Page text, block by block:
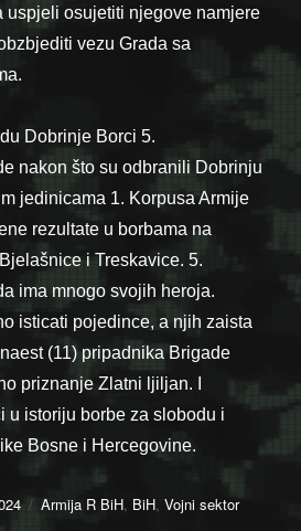
uspjeli osujetiti njegove namjere
vezu Grada sa
Dobrinje Borci 5.
nakon što su odbranili Dobrinju
jedinicama 1. Korpusa Armije
rezultate u borbama na
i Treskavice. 5.
ima mnogo svojih heroja.
isticati pojedince, a njih zaista
(11) pripadnika Brigade
priznanje Zlatni ljiljan. I
u istoriju borbe za slobodu i
Bosne i Hercegovine.
Categories
Armija R BiH, BiH,Vojni sektor